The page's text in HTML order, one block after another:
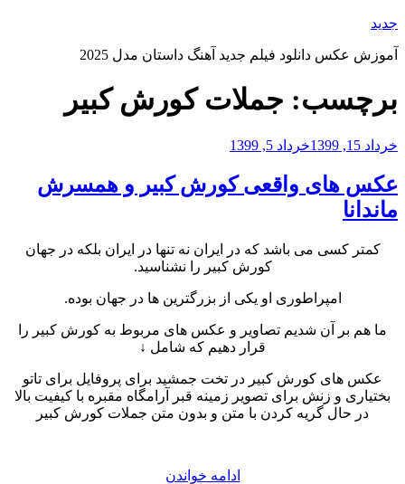
رفتن
محتوا
جدید
آموزش عکس دانلود فیلم جدید آهنگ داستان مدل 2025
برچسب: جملات کورش کبیر
نوشته‌شده
خرداد 15, 1399 خرداد 5, 1399
عکس های واقعی کورش کبیر و همسرش
ماندانا
کمتر کسی می باشد که در ایران نه تنها در ایران بلکه در جهان
کورش کبیر را نشناسید.
امپراطوری او یکی از بزرگترین ها در جهان بوده.
ما هم بر آن شدیم تصاویر و عکس های مربوط به کورش کبیر را
قرار دهیم که شامل ↓
عکس های کورش کبیر در تخت جمشید برای پروفایل برای تاتو
بختیاری و زنش برای تصویر زمینه قبر آرامگاه مقبره با کیفیت بالا
در حال گریه کردن با متن و بدون متن جملات کورش کبیر
ادامه خواندن